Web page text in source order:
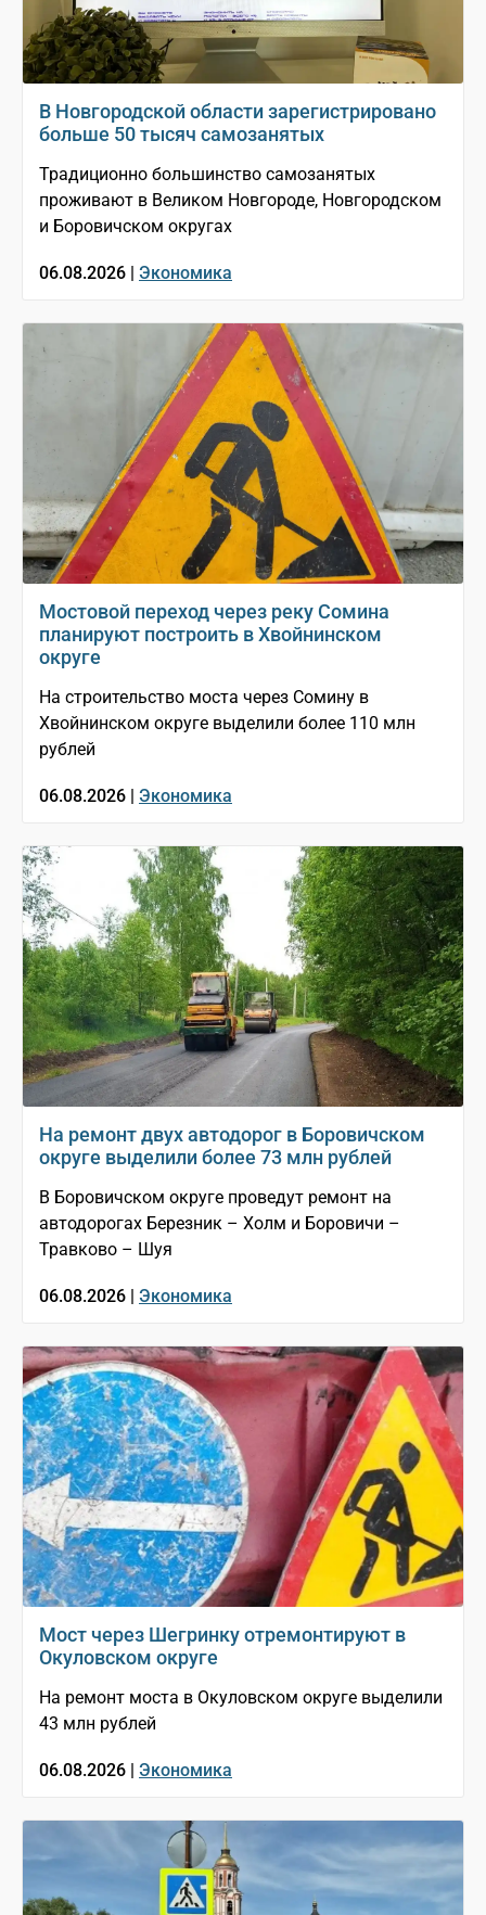
В Новгородской области зарегистрировано
больше 50 тысяч самозанятых
Традиционно большинство самозанятых
проживают в Великом Новгороде, Новгородском
и Боровичском округах
06.08.2026 | Экономика
Мостовой переход через реку Сомина
планируют построить в Хвойнинском
округе
На строительство моста через Сомину в
Хвойнинском округе выделили более 110 млн
рублей
06.08.2026 | Экономика
На ремонт двух автодорог в Боровичском
округе выделили более 73 млн рублей
В Боровичском округе проведут ремонт на
автодорогах Березник – Холм и Боровичи –
Травково – Шуя
06.08.2026 | Экономика
Мост через Шегринку отремонтируют в
Окуловском округе
На ремонт моста в Окуловском округе выделили
43 млн рублей
06.08.2026 | Экономика